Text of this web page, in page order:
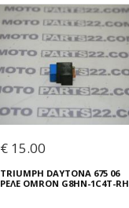
€ 15.00
TRIUMPH DAYTONA 675 06
ΡΕΛΕ OMRON G8HN-1C4T-RH